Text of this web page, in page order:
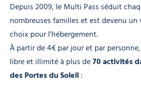
Depuis 2009, le Multi Pass séduit
nombreuses familles et est devenu
choix pour l’hébergement.
À partir de 4€ par jour et par
libre et illimité à plus de70 activités
des Portes du Soleil: